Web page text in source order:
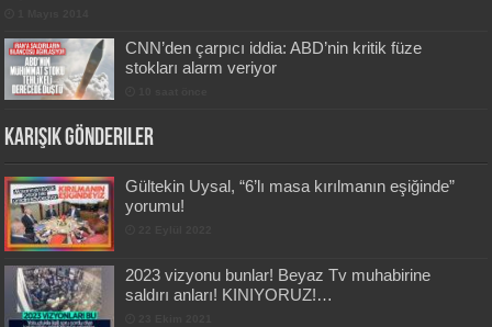
CNN’den çarpıcı iddia: ABD’nin kritik füze
stokları alarm veriyor
Karışık Gönderiler
Gültekin Uysal, “6’lı masa kırılmanın eşiğinde”
yorumu!
2023 vizyonu bunlar! Beyaz Tv muhabirine
saldırı anları! KINIYORUZ!…